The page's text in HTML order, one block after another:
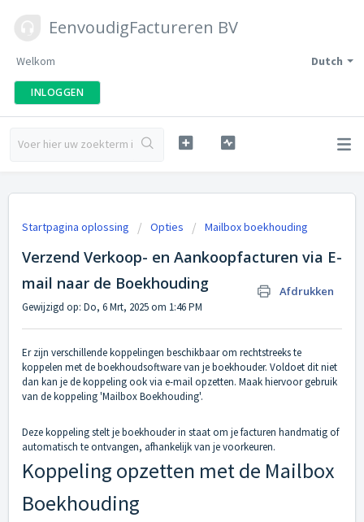
EenvoudigFactureren BV
Dutch
Welkom
INLOGGEN
Startpagina oplossing Opties Mailbox boekhouding
Verzend Verkoop- en Aankoopfacturen via E-
mail naar de Boekhouding
Afdrukken
Gewijzigd op: Do, 6 Mrt, 2025 om 1:46 PM
Er zijn verschillende koppelingen beschikbaar om rechtstreeks te
koppelen met de boekhoudsoftware van je boekhouder. Voldoet dit niet
dan kan je de koppeling ook via e-mail opzetten. Maak hiervoor gebruik
van de koppeling 'Mailbox Boekhouding'.
Deze koppeling stelt je boekhouder in staat om je facturen handmatig of
automatisch te ontvangen, afhankelijk van je voorkeuren.
Koppeling opzetten met de Mailbox
Boekhouding